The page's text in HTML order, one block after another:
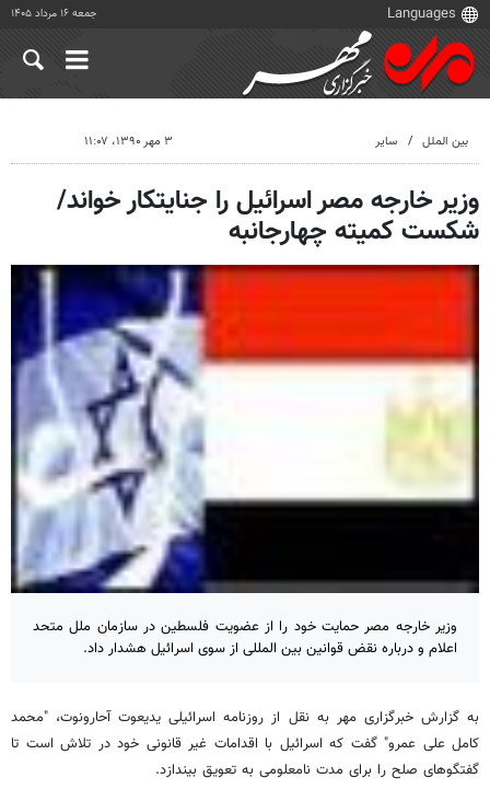
جمعه ۱۶ مرداد ۱۴۰۵
بین الملل سایر ۳ مهر ۱۳۹۰، ۱۱:۰۷
وزیر خارجه مصر اسرائیل را جنایتکار خواند/
شکست کمیته چهارجانبه
وزیر خارجه مصر حمایت خود را از عضویت فلسطین در سازمان ملل متحد
اعلام و درباره نقض قوانین بین المللی از سوی اسرائیل هشدار داد.
به گزارش خبرگزاری مهر به نقل از روزنامه اسرائیلی یدیعوت آحارونوت، "محمد
کامل علی عمرو" گفت که اسرائیل با اقدامات غیر قانونی خود در تلاش است تا
گفتگوهای صلح را برای مدت نامعلومی به تعویق بیندازد.